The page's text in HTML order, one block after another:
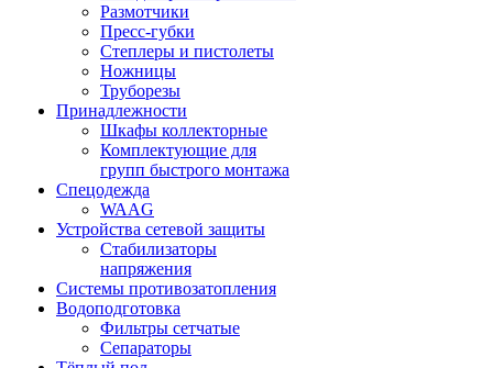
Размотчики
Пресс-губки
Степлеры и пистолеты
Ножницы
Труборезы
Принадлежности
Шкафы коллекторные
Комплектующие для
групп быстрого монтажа
Спецодежда
WAAG
Устройства сетевой защиты
Стабилизаторы
напряжения
Системы противозатопления
Водоподготовка
Фильтры сетчатые
Сепараторы